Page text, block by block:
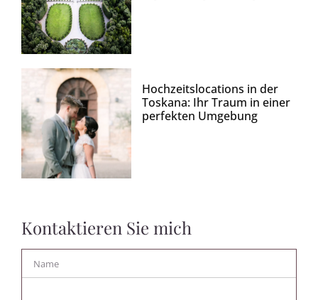
Hochzeitslocations in der
Toskana: Ihr Traum in einer
perfekten Umgebung
Kontaktieren Sie mich